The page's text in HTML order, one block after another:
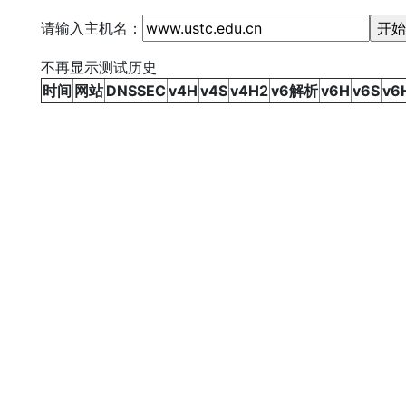
请输入主机名：
不再显示测试历史
时间 网站 DNSSECv4H v4Sv4H2v6解析v6H v6S